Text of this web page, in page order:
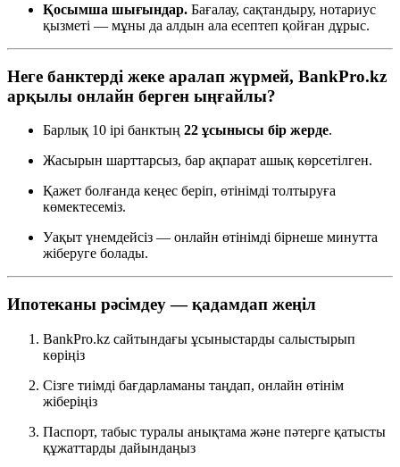
Қосымша шығындар. Бағалау, сақтандыру, нотариус
қызметі — мұны да алдын ала есептеп қойған дұрыс.
Неге банктерді жеке аралап жүрмей, BankPro.kz
арқылы онлайн берген ыңғайлы?
Барлық 10 ірі банктың 22 ұсынысы бір жерде.
Жасырын шарттарсыз, бар ақпарат ашық көрсетілген.
Қажет болғанда кеңес беріп, өтінімді толтыруға
көмектесеміз.
Уақыт үнемдейсіз — онлайн өтінімді бірнеше минутта
жіберуге болады.
Ипотеканы рәсімдеу — қадамдап жеңіл
BankPro.kz сайтындағы ұсыныстарды салыстырып
көріңіз
Сізге тиімді бағдарламаны таңдап, онлайн өтінім
жіберіңіз
Паспорт, табыс туралы анықтама және пәтерге қатысты
құжаттарды дайындаңыз